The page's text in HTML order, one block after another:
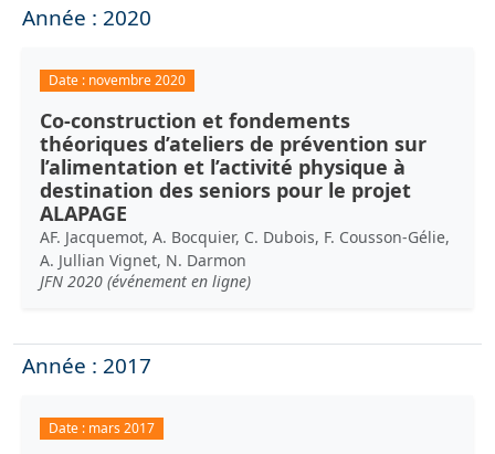
Année : 2020
Date : novembre 2020
Co-construction et fondements
théoriques d’ateliers de prévention sur
l’alimentation et l’activité physique à
destination des seniors pour le projet
ALAPAGE
AF. Jacquemot, A. Bocquier, C. Dubois, F. Cousson-Gélie,
A. Jullian Vignet, N. Darmon
JFN 2020 (événement en ligne)
Année : 2017
Date : mars 2017